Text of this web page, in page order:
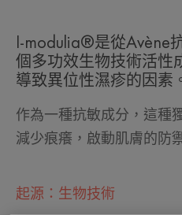
I-modulia®是從Avène
個多功效生物技術活性
導致異位性濕疹的因素
作為一種抗敏成分，這種
減少痕癢，啟動肌膚的防
起源：生物技術